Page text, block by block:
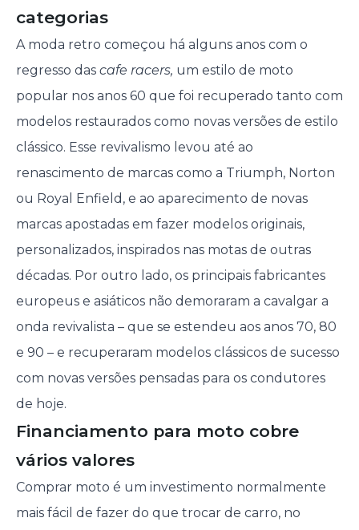
categorias
A moda retro começou há alguns anos com o
regresso das cafe racers, um estilo de moto
popular nos anos 60 que foi recuperado tanto com
modelos restaurados como novas versões de estilo
clássico. Esse revivalismo levou até ao
renascimento de marcas como a Triumph, Norton
ou Royal Enfield, e ao aparecimento de novas
marcas apostadas em fazer modelos originais,
personalizados, inspirados nas motas de outras
décadas. Por outro lado, os principais fabricantes
europeus e asiáticos não demoraram a cavalgar a
onda revivalista – que se estendeu aos anos 70, 80
e 90 – e recuperaram modelos clássicos de sucesso
com novas versões pensadas para os condutores
de hoje.
Financiamento para moto cobre
vários valores
Comprar moto é um investimento normalmente
mais fácil de fazer do que trocar de carro, no